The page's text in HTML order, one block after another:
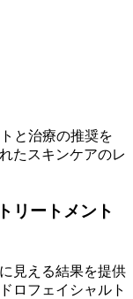
と治療の推奨を
たスキンケアのレ
リートメント
見える結果を提供
ロフェイシャルト